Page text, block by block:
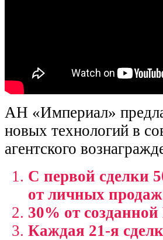
АН «Империал»
новых технологий в
агентского
С первой сделки
от личных
30% от
Каждая 21-я